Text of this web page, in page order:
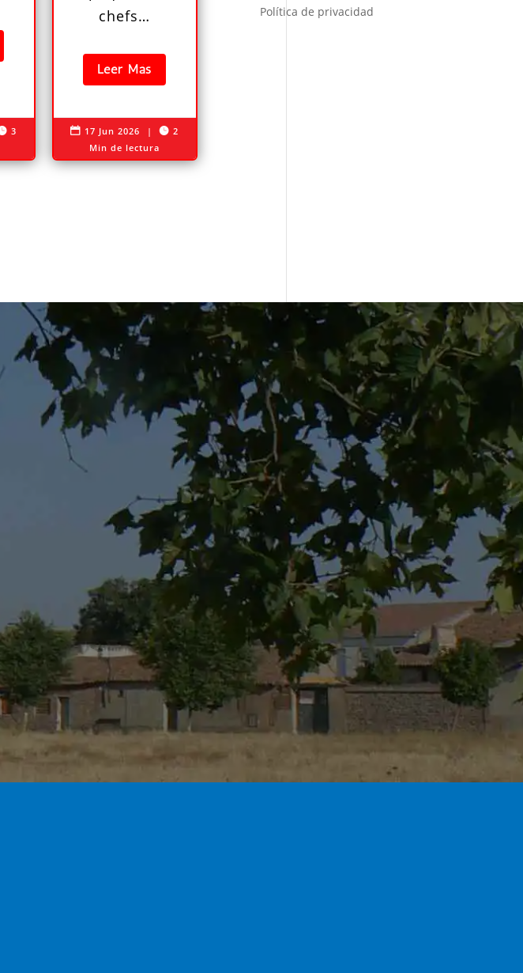
3
chefs…
Leer Más
 17 Jun 2026 |  2
Min de lectura
Política de privacidad
marcados con asterisco * son obligatorios.
Política de